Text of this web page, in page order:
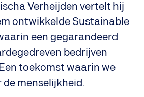
Verheijden vertelt hij
ontwikkelde Sustainable
een gegarandeerd
bedrijven
toekomst waarin we
menselijkheid.